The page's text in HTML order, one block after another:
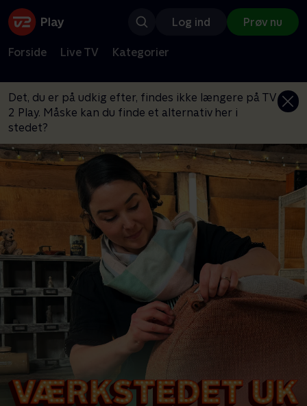
Log ind Prøv nu
Forside Live TV Kategorier
Det, du er på udkig efter, findes ikke længere på TV
2 Play. Måske kan du finde et alternativ her i
stedet?